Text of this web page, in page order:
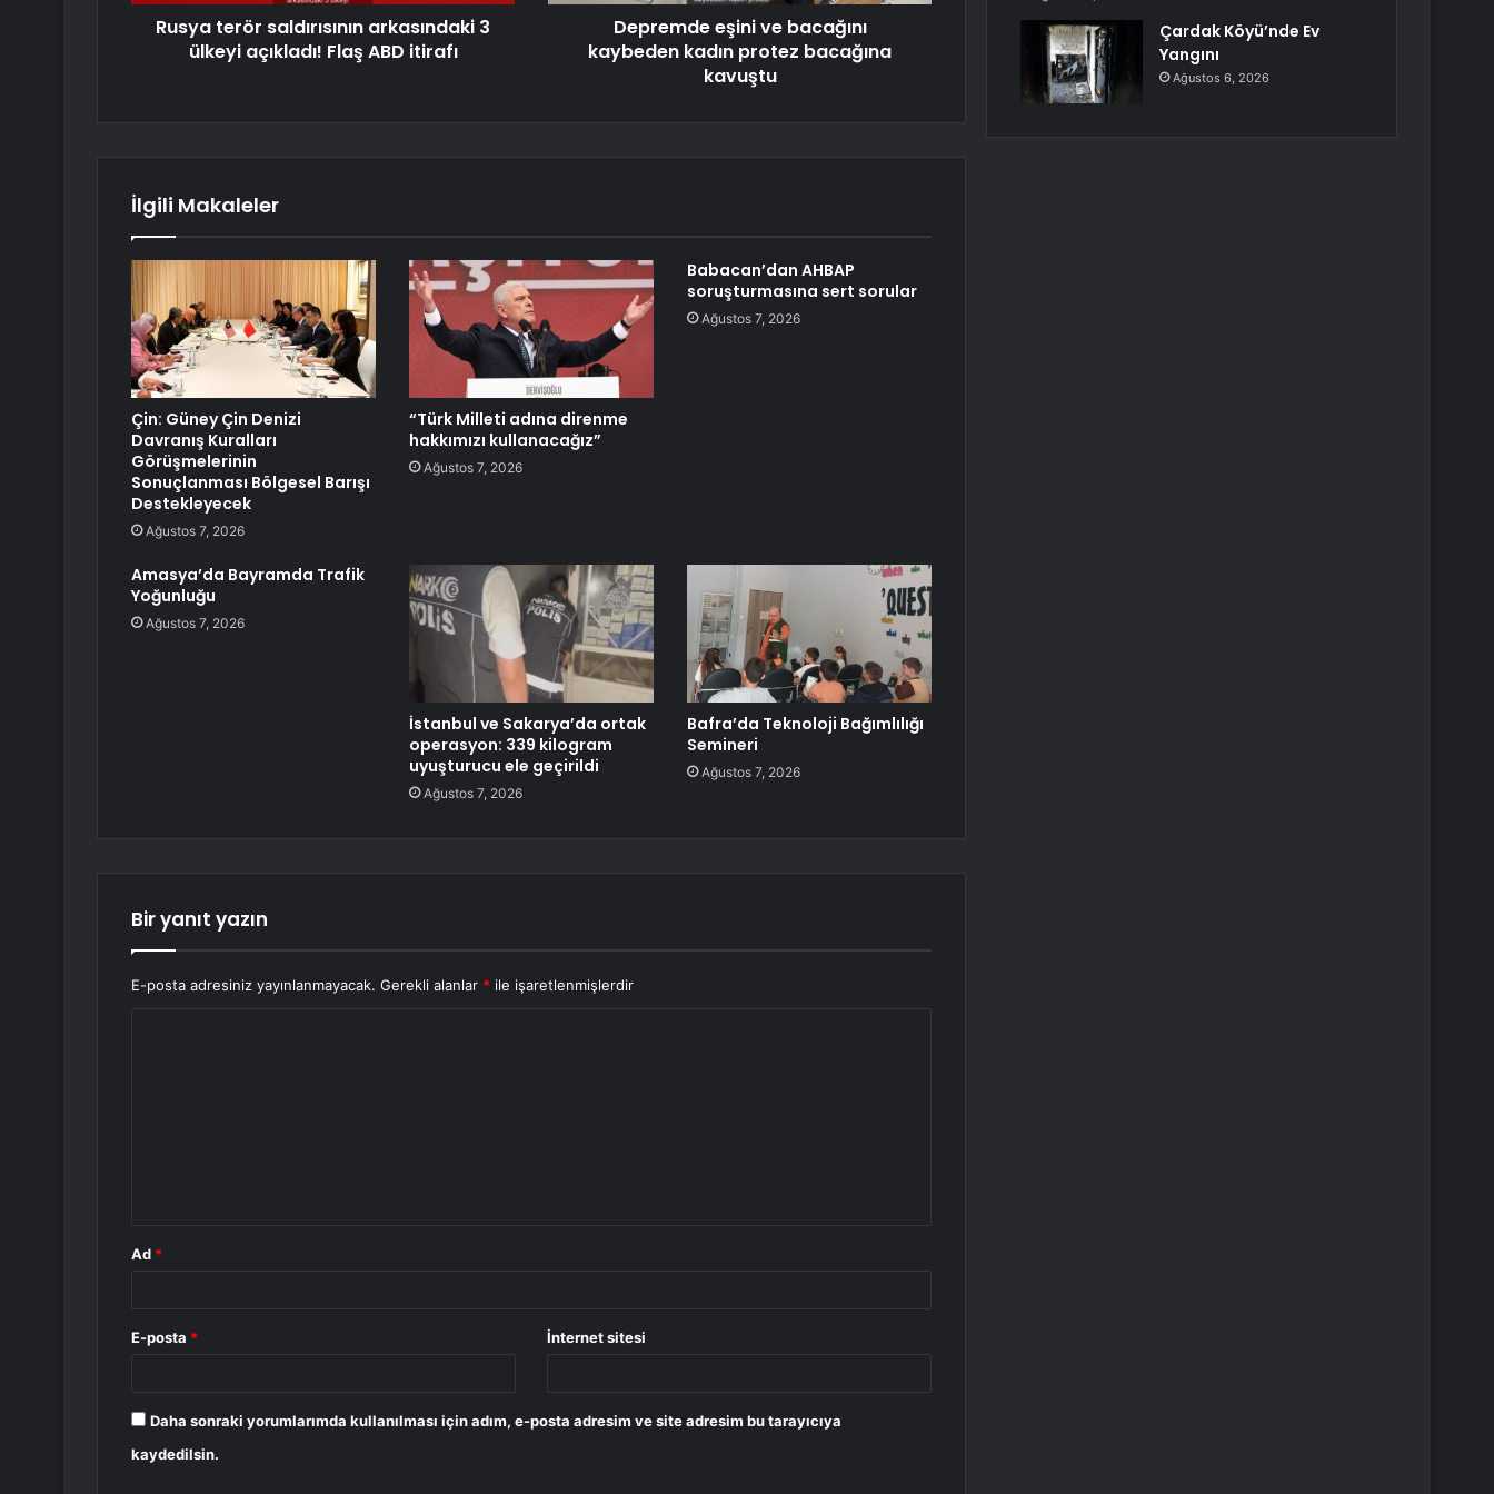
Rusya terör saldırısının arkasındaki 3
ülkeyi açıkladı! Flaş ABD itirafı
Depremde eşini ve bacağını
kaybeden kadın protez bacağına
kavuştu
İlgili Makaleler
Çin: Güney Çin Denizi
Davranış Kuralları
Görüşmelerinin
Sonuçlanması Bölgesel Barışı
Destekleyecek
Ağustos 7, 2026
“Türk Milleti adına direnme
hakkımızı kullanacağız”
Ağustos 7, 2026
Babacan’dan AHBAP
soruşturmasına sert sorular
Ağustos 7, 2026
Amasya’da Bayramda Trafik
Yoğunluğu
Ağustos 7, 2026
İstanbul ve Sakarya’da ortak
operasyon: 339 kilogram
uyuşturucu ele geçirildi
Ağustos 7, 2026
Bafra’da Teknoloji Bağımlılığı
Semineri
Ağustos 7, 2026
Bir yanıt yazın
E-posta adresiniz yayınlanmayacak. Gerekli alanlar * ile işaretlenmişlerdir
Ad *
E-posta * İnternet sitesi
Daha sonraki yorumlarımda kullanılması için adım, e-posta adresim ve site adresim bu tarayıcıya
kaydedilsin.
Çardak Köyü’nde Ev
Yangını
Ağustos 6, 2026